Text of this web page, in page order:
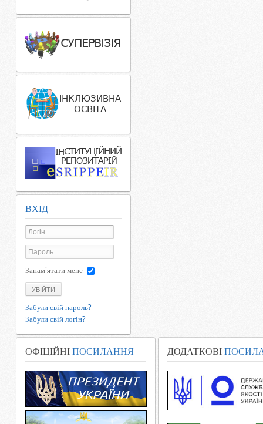
ВХІД
Запам'ятати мене
УВІЙТИ
Забули свій пароль?
Забули свій логін?
ОФІЦІЙНІ ПОСИЛАННЯ ДОДАТКОВІ